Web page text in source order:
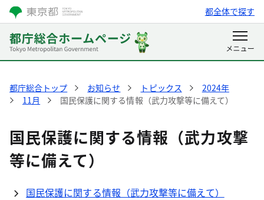
都全体で探す
都庁総合トップ お知らせ トピックス
2024年
11月
国民保護に関する情報（武力攻撃等に備えて）
国民保護に関する情報（武力攻撃
等に備えて）
国民保護に関する情報（武力攻撃等に備えて）